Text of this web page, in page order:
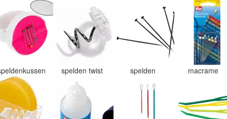
spelden twist spelden macrame